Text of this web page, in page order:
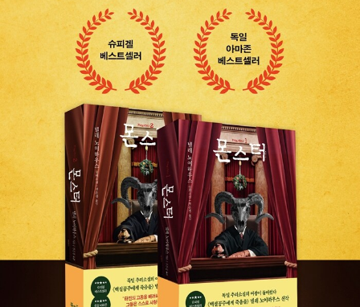
용을 그린 유럽 최고의 인기 시리즈다. 국내에서는 2011년 《백설
공주에게 죽음을》이 출간되며 넬레 노이하우스와 시리즈의 이름
을 처음으로 알렸고, 더불어 그간 비주류였던 독일 장르소설의 대
중적 인지도를 끌어올리는 역할도 했다. 이후 시리즈의 다른 작품
들 또한 출간 즉시 베스트셀러 순위권에 오르며 독자들의 꾸준한
사랑을 받았고, 2013년부터 독일 ZDF에서 방영된 미니시리즈
도 높은 시청률을 기록했다. 다른 주요 저작으로 미스터리 성장소
설 ‘셰리든 그랜트 시리즈’와 청소년소설들이 있으며, ‘넬레 노이
하우스 재단’에선 아동 및 청소년의 문해력 증진을 위한 프로젝트
를 진행하고 있다.